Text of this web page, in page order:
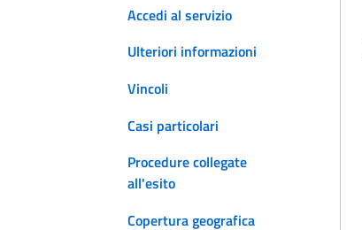
Accedi al servizio
Ulteriori informazioni
Vincoli
Casi particolari
Procedure collegate
all'esito
Copertura geografica